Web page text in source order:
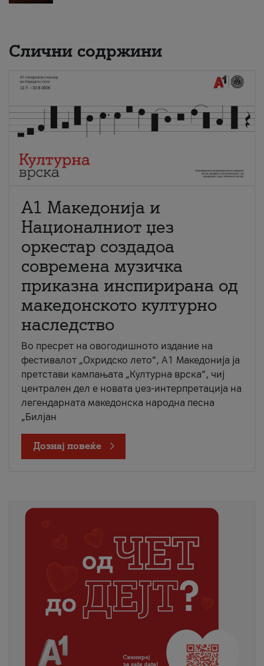
Слични содржини
А1 Македонија и
Националниот џез
оркестар создадоа
современа музичка
приказна инспирирана од
македонското културно
наследство
Во пресрет на овогодишното издание на
фестивалот „Охридско лето“, А1 Македонија ја
претстави кампањата „Културна врска“, чиј
централен дел е новата џез-интерпретација на
легендарната македонска народна песна
„Билјан
Дознај повеќе